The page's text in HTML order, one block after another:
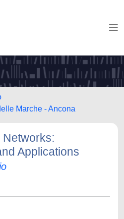
Marche - Ancona
Applications